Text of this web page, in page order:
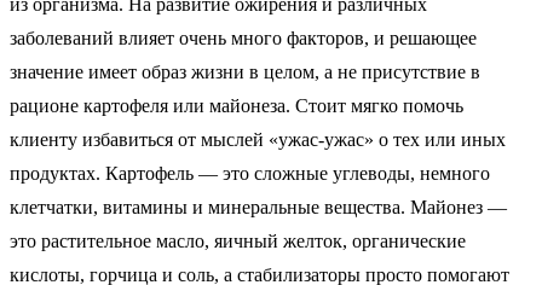
из организма. На развитие ожирения и различных
заболеваний влияет очень много факторов, и решающее
значение имеет образ жизни в целом, а не присутствие в
рационе картофеля или майонеза. Стоит мягко помочь
клиенту избавиться от мыслей «ужас-ужас» о тех или иных
продуктах. Картофель — это сложные углеводы, немного
клетчатки, витамины и минеральные вещества. Майонез —
это растительное масло, яичный желток, органические
кислоты, горчица и соль, а стабилизаторы просто помогают